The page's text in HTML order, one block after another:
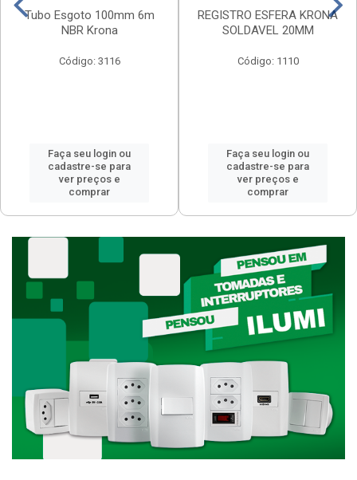
Tubo Esgoto 100mm 6m
NBR Krona
Código: 3116
Faça seu login ou
cadastre-se para
ver preços e
comprar
REGISTRO ESFERA KRONA
SOLDAVEL 20MM
Código: 1110
Faça seu login ou
cadastre-se para
ver preços e
comprar